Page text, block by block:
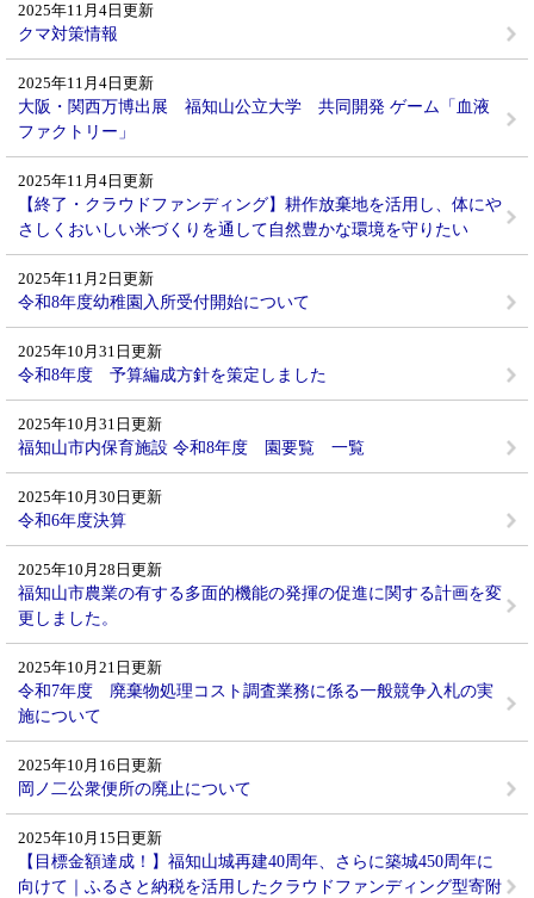
2025年11月4日更新
クマ対策情報
2025年11月4日更新
大阪・関西万博出展 福知山公立大学 共同開発 ゲーム「血液
ファクトリー」
2025年11月4日更新
【終了・クラウドファンディング】耕作放棄地を活用し、体にや
さしくおいしい米づくりを通して自然豊かな環境を守りたい
2025年11月2日更新
令和8年度幼稚園入所受付開始について
2025年10月31日更新
令和8年度 予算編成方針を策定しました
2025年10月31日更新
福知山市内保育施設 令和8年度 園要覧 一覧
2025年10月30日更新
令和6年度決算
2025年10月28日更新
福知山市農業の有する多面的機能の発揮の促進に関する計画を変
更しました。
2025年10月21日更新
令和7年度 廃棄物処理コスト調査業務に係る一般競争入札の実
施について
2025年10月16日更新
岡ノ二公衆便所の廃止について
2025年10月15日更新
【目標金額達成！】福知山城再建40周年、さらに築城450周年に
向けて｜ふるさと納税を活用したクラウドファンディング型寄附